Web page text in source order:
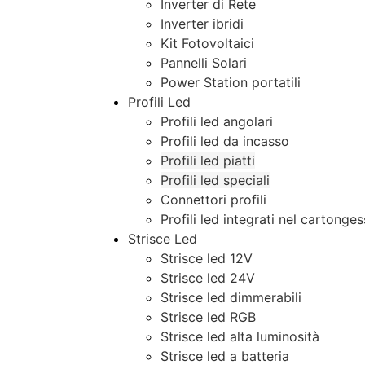
Inverter di Rete
Inverter ibridi
Kit Fotovoltaici
Pannelli Solari
Power Station portatili
Profili Led
Profili led angolari
Profili led da incasso
Profili led piatti
Profili led speciali
Connettori profili
Profili led integrati nel
Strisce Led
Strisce led 12V
Strisce led 24V
Strisce led dimmerabili
Strisce led RGB
Strisce led alta luminosità
Strisce led a batteria